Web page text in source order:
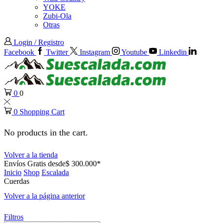
YOKE
Zubi-Ola
Otras
Login / Registro
Facebook
Twitter Instagram Youtube Linkedin
0 0
0 Shopping Cart
No products in the cart.
Volver a la tienda
Envíos Gratis desde$ 300.000*
Inicio Shop Escalada
Cuerdas
Volver a la página anterior
Filtros